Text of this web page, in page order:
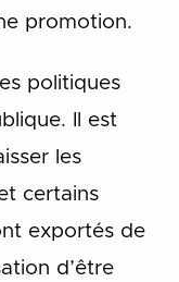
promotion.
politiques
Il est
les
certains
exportés de
d’être